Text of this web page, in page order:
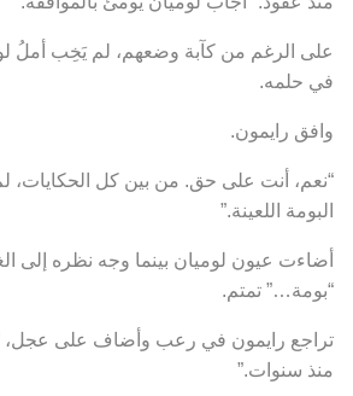
على الرغم من كآبة وضعهم، لم يَخِب أملُ
في حلمه.
وافق رايمون.
“نعم، أنت على حق. من بين كل الحكايات،
البومة اللعينة.”
أضاءت عيون لوميان بينما وجه نظره إلى
“بومة…” تمتم.
تراجع رايمون في رعب وأضاف على عجل،
منذ سنوات.”